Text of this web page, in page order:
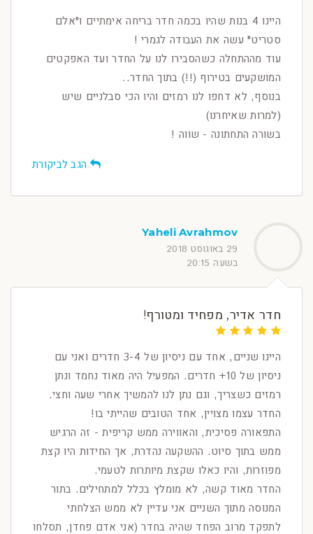
היינו 4 בנות שהיו בכמה חדר בריחה אימתיים ו"אלם
סטריט" עשה את העבודה לגמרי !
עוד מההתחלה כשהסבירו לנו על החדר ועד האפקטים
המושקעים בטירוף (!!) בתוך החדר..
בנוסף, לא דחפו לנו רמזים והיו הכי סבלניים שיש
(למרות שאיחרנו)
בשורה התחתונה - שווה !
הגב לביקורת
Yaheli Avrahmov
29 באוגוסט 2018
בשעה 20:15
חדר אדיר, מפחיד ומטורף!
היינו שניים, אחד עם ניסיון של 3-4 חדרים ואני עם
ניסיון של 10+ חדרים. המפעיל היה מאוד נחמד ונתן
רמזים כשצריך, וגם נתן לנו להמשיך אחרי שעה וחצי.
החדר עצמו מצויין, אחד הטובים שהייתי בו!
התפאורה פסיכית, והאווירה ממש קריפית - זה הרגיש
ממש בתוך סיוט. ההשקעה נהדרת, אך החידות היו קצת
מפוזרות, והיו כאלו שקצת מיותרות לטעמי.
החדר מאוד קשה, לא מומלץ בכלל למתחילים. בתור
המנוסה מתוך השניים אני עדיין לא ממש הצלחתי
לתפקד מרוב הפחד שהיה בחדר (אני אדם פחדן, תסלחו